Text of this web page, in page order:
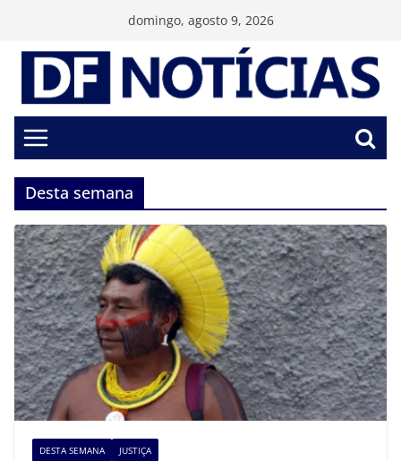
conteúdo
domingo, agosto 9, 2026
Desta semana
DESTA SEMANA JUSTIÇA